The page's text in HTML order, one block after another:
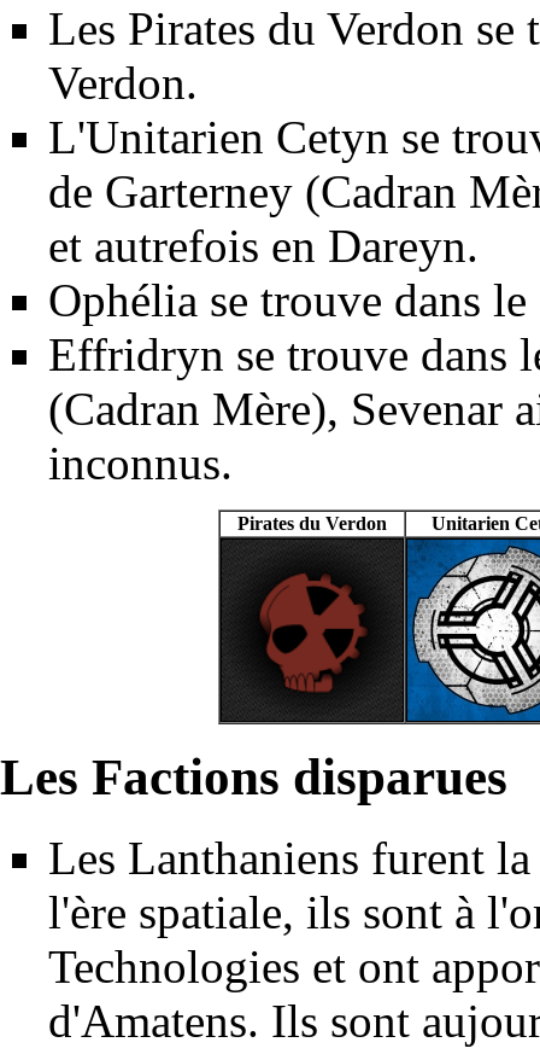
Les Pirates du Verdon se
Verdon.
L'Unitarien Cetyn se
de Garterney (Cadran
et autrefois en Dareyn.
Ophélia se trouve dans le
Effridryn se trouve dans
(Cadran Mère), Sevenar
inconnus.
Pirates du Verdon Unitarien
Les Factions disparues
Les Lanthaniens furent
l'ère spatiale, ils sont à
Technologies et ont
d'Amatens. Ils sont